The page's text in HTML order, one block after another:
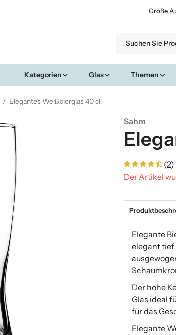
Große
Kategorien Glas Themen
/ Elegantes Weißbierglas 40 cl
Sahm
(2)
Der Artikel
Elegante
elegant tief
Der hohe
Glas ideal
für das
Elegante